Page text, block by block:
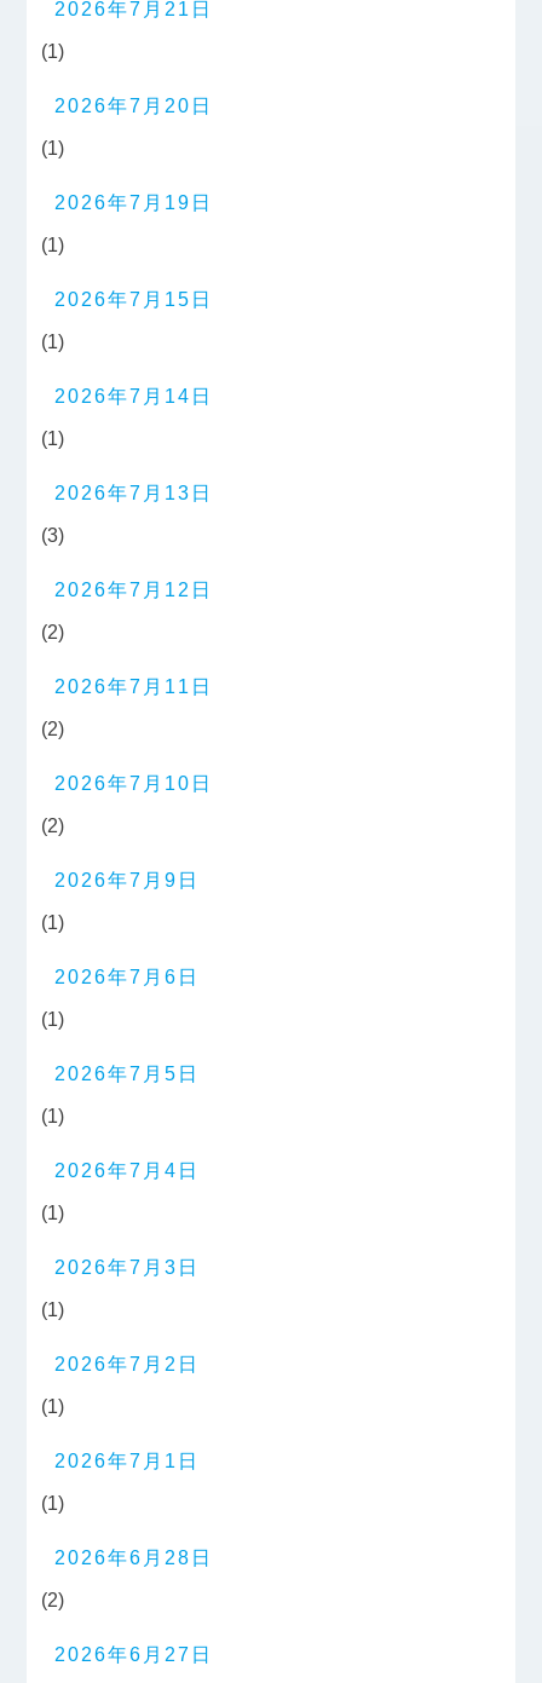
2026年7月21日
(1)
2026年7月20日
(1)
2026年7月19日
(1)
2026年7月15日
(1)
2026年7月14日
(1)
2026年7月13日
(3)
2026年7月12日
(2)
2026年7月11日
(2)
2026年7月10日
(2)
2026年7月9日
(1)
2026年7月6日
(1)
2026年7月5日
(1)
2026年7月4日
(1)
2026年7月3日
(1)
2026年7月2日
(1)
2026年7月1日
(1)
2026年6月28日
(2)
2026年6月27日